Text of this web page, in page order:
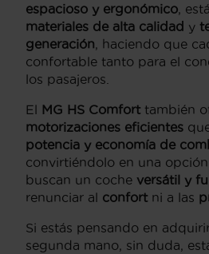
espacioso y ergonómico ,
materiales de alta calidad y
generación , haciendo que
confortable tanto para el
los pasajeros.
El MG HS Comfort también
motorizaciones eficientes
potencia y economía de
convirtiéndolo en una
buscan un coche versátil y
renunciar al confort ni a las
Si estás pensando en
segunda mano, sin duda,